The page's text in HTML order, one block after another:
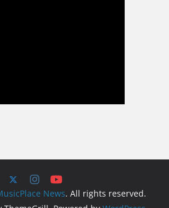
News. All rights reserved.